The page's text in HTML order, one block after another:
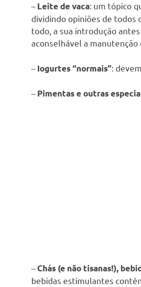
–Leite de vaca: um tópico
dividindo opiniões de todos
todo, a sua introdução
aconselhável a
–Iogurtes “normais”:
–Pimentas e outras
–Chás (e não tisanas!),
bebidas estimulantes